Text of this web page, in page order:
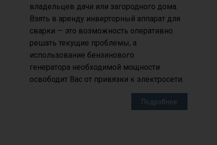
владельцев дачи или загородного дома.
Взять в аренду инверторный аппарат для
сварки — это возможность оперативно
решать текущие проблемы, а
использование бензинового
генератора необходимой мощности
освободит Вас от привязки к электросети.
Подробнее